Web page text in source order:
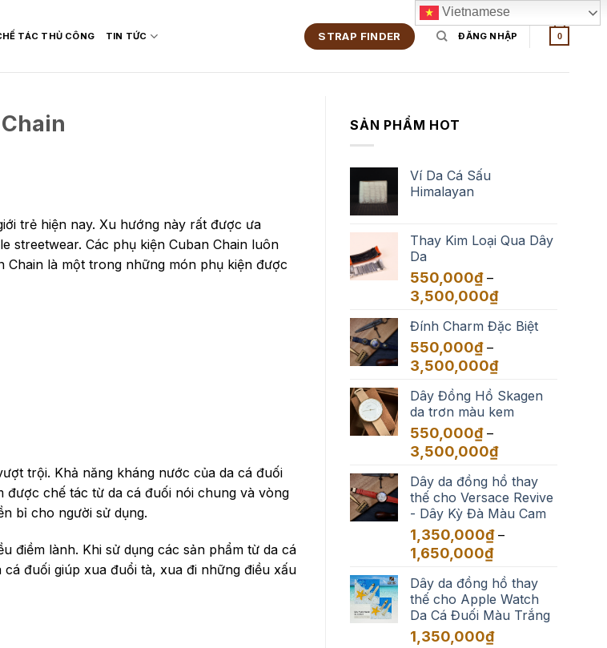
TÁC THỦ CÔNG TIN TỨC STRAP FINDER ĐĂNG NHẬP 0
trẻ hiện nay. Xu hướng này rất được ưa
Các phụ kiện Cuban Chain luôn
Chain là một trong những món phụ kiện được
trội. Khả năng kháng nước của da cá đuối
được chế tác từ da cá đuối nói chung và vòng
bỉ cho người sử dụng.
điềm lành. Khi sử dụng các sản phẩm từ da cá
đuối giúp xua đuổi tà, xua đi những điều xấu
SẢN PHẨM HOT
Ví Da Cá Sấu
Himalayan
Thay Kim Loại Qua Dây
Da
550,000₫ –
3,500,000₫Khoảng
từ
đến
Đính Charm Đặc Biệt
550,000₫ –
3,500,000₫Khoảng
từ
550,000₫
3,500,000₫
Dây Đồng Hồ Skagen
da trơn màu kem
550,000₫ –
3,500,000₫Khoảng
từ
550,000₫
đến
3,500,000₫
Dây da đồng hồ thay
thế cho Versace Revive
- Dây Kỳ Đà Màu Cam
1,350,000₫ –
1,650,000₫Khoảng
từ
1,350,000₫
đến
1,650,000₫
Dây da đồng hồ thay
thế cho Apple Watch
Da Cá Đuối Màu Trắng
1,350,000₫
Vietnamese